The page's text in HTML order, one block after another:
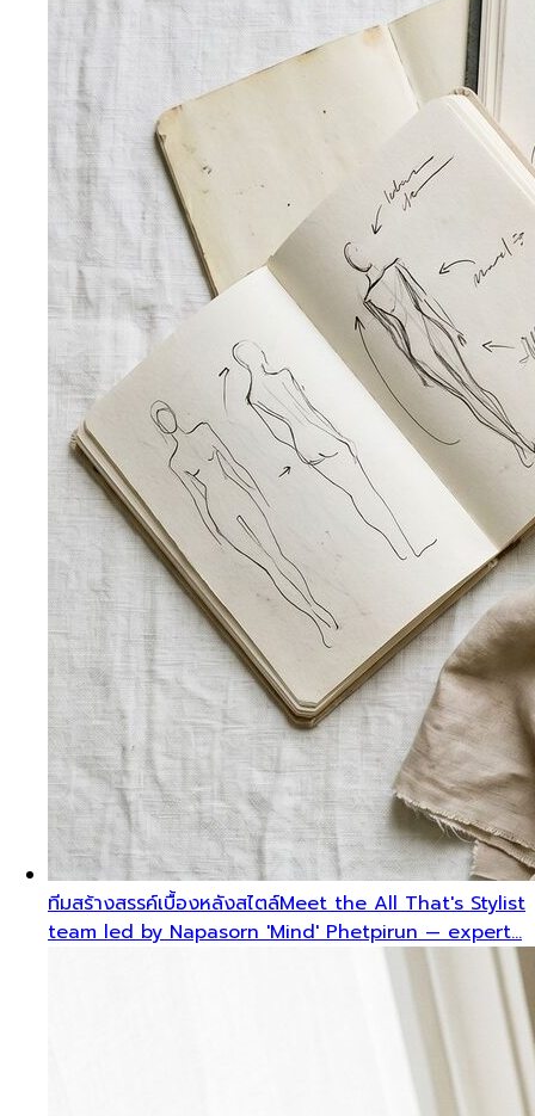
ทีมสร้างสรรค์เบื้องหลังสไตล์Meet the All That's Stylist
team led by Napasorn 'Mind' Phetpirun — expert…